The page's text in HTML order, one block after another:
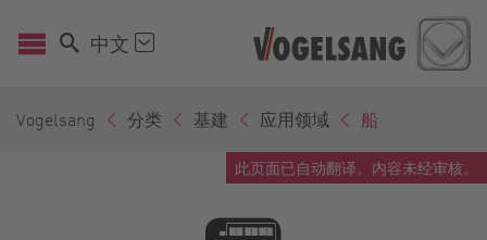
中文
Vogelsang 分类 基建 应用领域 船
此页面已自动翻译。内容未经审核。